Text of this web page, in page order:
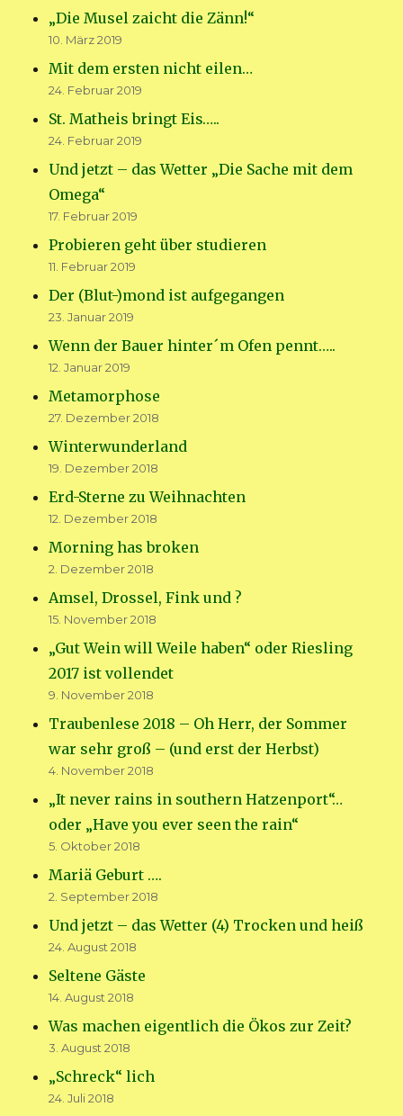
„Die Musel zaicht die Zänn!“
10. März 2019
Mit dem ersten nicht eilen…
24. Februar 2019
St. Matheis bringt Eis…..
24. Februar 2019
Und jetzt – das Wetter „Die Sache mit dem
Omega“
17. Februar 2019
Probieren geht über studieren
11. Februar 2019
Der (Blut-)mond ist aufgegangen
23. Januar 2019
Wenn der Bauer hinter´m Ofen pennt…..
12. Januar 2019
Metamorphose
27. Dezember 2018
Winterwunderland
19. Dezember 2018
Erd-Sterne zu Weihnachten
12. Dezember 2018
Morning has broken
2. Dezember 2018
Amsel, Drossel, Fink und ?
15. November 2018
„Gut Wein will Weile haben“ oder Riesling
2017 ist vollendet
9. November 2018
Traubenlese 2018 – Oh Herr, der Sommer
war sehr groß – (und erst der Herbst)
4. November 2018
„It never rains in southern Hatzenport“…
oder „Have you ever seen the rain“
5. Oktober 2018
Mariä Geburt ….
2. September 2018
Und jetzt – das Wetter (4) Trocken und heiß
24. August 2018
Seltene Gäste
14. August 2018
Was machen eigentlich die Ökos zur Zeit?
3. August 2018
„Schreck“ lich
24. Juli 2018